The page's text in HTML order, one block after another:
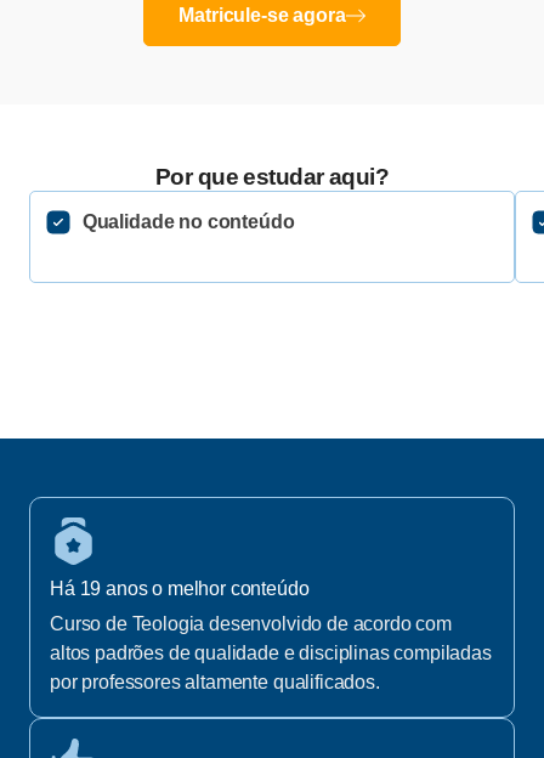
Matricule-se agora
Por que estudar aqui?
Qualidade no conteúdo
Há 19 anos o melhor conteúdo
Curso de Teologia desenvolvido de acordo com
altos padrões de qualidade e disciplinas compiladas
por professores altamente qualificados.